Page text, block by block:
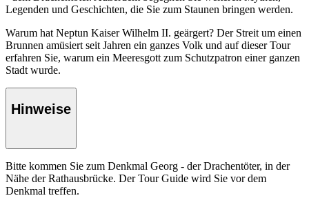
Legenden und Geschichten, die Sie zum Staunen bringen werden.
Warum hat Neptun Kaiser Wilhelm II. geärgert? Der Streit um einen
Brunnen amüsiert seit Jahren ein ganzes Volk und auf dieser Tour
erfahren Sie, warum ein Meeresgott zum Schutzpatron einer ganzen
Stadt wurde.
Hinweise
Bitte kommen Sie zum Denkmal Georg - der Drachentöter, in der
Nähe der Rathausbrücke. Der Tour Guide wird Sie vor dem
Denkmal treffen.